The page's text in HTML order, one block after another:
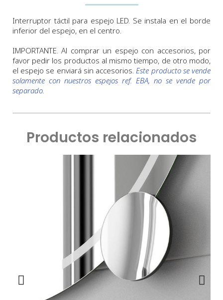
Interruptor táctil para espejo LED. Se instala en el borde
inferior del espejo, en el centro.
IMPORTANTE. Al comprar un espejo con accesorios, por
favor pedir los productos al mismo tiempo, de otro modo,
el espejo se enviará sin accesorios. Este producto se vende
solamente con nuestros espejos ref. EBA, no se vende por
separado.
Productos relacionados